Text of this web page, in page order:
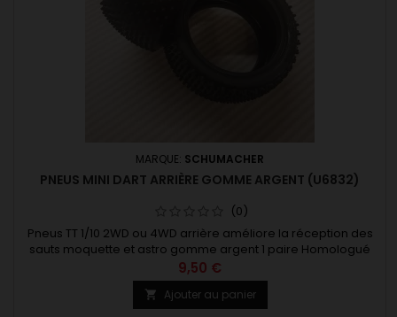
MARQUE: SCHUMACHER
PNEUS MINI DART ARRIÈRE GOMME ARGENT (U6832)
(0)
Pneus TT 1/10 2WD ou 4WD arrière améliore la réception des
sauts moquette et astro gomme argent 1 paire Homologué
FVRC
9,50 €
 Ajouter au panier